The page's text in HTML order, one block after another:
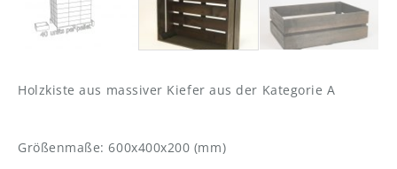
Holzkiste aus massiver Kiefer aus der Kategorie A
Größenmaße: 600x400x200 (mm)